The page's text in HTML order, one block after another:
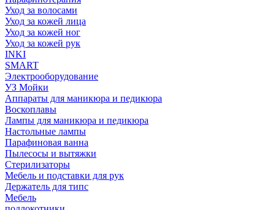
Уход за волосами
Уход за кожей лица
Уход за кожей ног
Уход за кожей рук
INKI
SMART
Электрооборудование
УЗ Мойки
Аппараты для маникюра и педикюра
Воскоплавы
Лампы для маникюра и педикюра
Настольные лампы
Парафиновая ванна
Пылесосы и вытяжки
Стерилизаторы
Мебель и подставки для рук
Держатель для типс
Мебель